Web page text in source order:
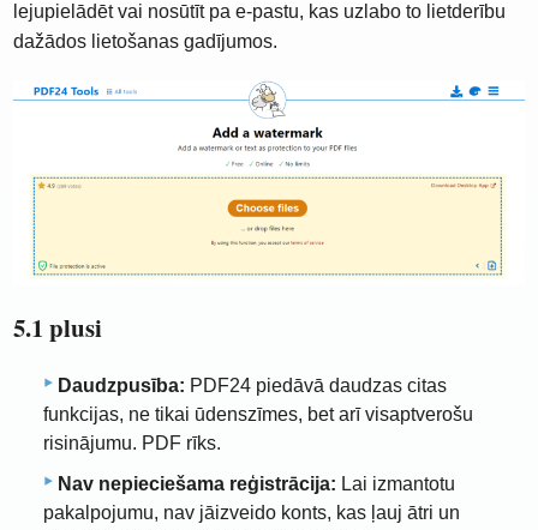
lejupielādēt vai nosūtīt pa e-pastu, kas uzlabo to lietderību
dažādos lietošanas gadījumos.
5.1 plusi
Daudzpusība: PDF24 piedāvā daudzas citas
funkcijas, ne tikai ūdenszīmes, bet arī visaptverošu
risinājumu. PDF rīks.
Nav nepieciešama reģistrācija: Lai izmantotu
pakalpojumu, nav jāizveido konts, kas ļauj ātri un